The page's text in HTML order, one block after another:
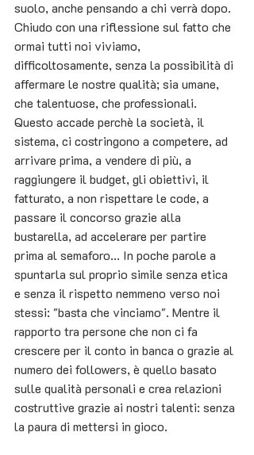
suolo, anche pensando a chi verrà dopo.
Chiudo con una riflessione sul fatto che
ormai tutti noi viviamo,
difficoltosamente, senza la possibilità di
affermare le nostre qualità; sia umane,
che talentuose, che professionali.
Questo accade perchè la società, il
sistema, ci costringono a competere, ad
arrivare prima, a vendere di più, a
raggiungere il budget, gli obiettivi, il
fatturato, a non rispettare le code, a
passare il concorso grazie alla
bustarella, ad accelerare per partire
prima al semaforo... In poche parole a
spuntarla sul proprio simile senza etica
e senza il rispetto nemmeno verso noi
stessi: "basta che vinciamo". Mentre il
rapporto tra persone che non ci fa
crescere per il conto in banca o grazie al
numero dei followers, è quello basato
sulle qualità personali e crea relazioni
costruttive grazie ai nostri talenti: senza
la paura di mettersi in gioco.